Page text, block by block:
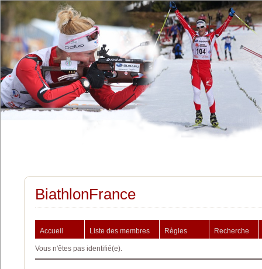
BiathlonFrance
Accueil Liste des membres Règles Recherche
Vous n'êtes pas identifié(e).